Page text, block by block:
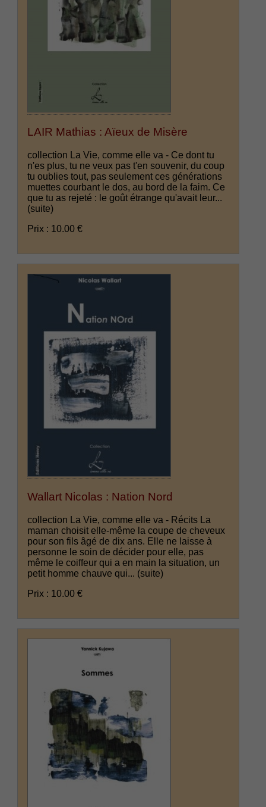
LAIR Mathias : Aïeux de Misère
collection La Vie, comme elle va - Ce dont tu
n'es plus, tu ne veux pas t'en souvenir, du coup
tu oublies tout, pas seulement ces générations
muettes courbant le dos, au bord de la faim. Ce
que tu as rejeté : le goût étrange qu'avait leur...
(suite)
Prix : 10.00 €
Wallart Nicolas : Nation Nord
collection La Vie, comme elle va - Récits La
maman choisit elle-même la coupe de cheveux
pour son fils âgé de dix ans. Elle ne laisse à
personne le soin de décider pour elle, pas
même le coiffeur qui a en main la situation, un
petit homme chauve qui... (suite)
Prix : 10.00 €